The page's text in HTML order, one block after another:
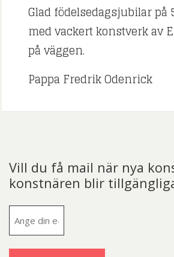
Glad födelsedagsjubilar på
med vackert konstverk av
på väggen.
Pappa Fredrik Odenrick
Vill du få mail när nya
konstnären blir